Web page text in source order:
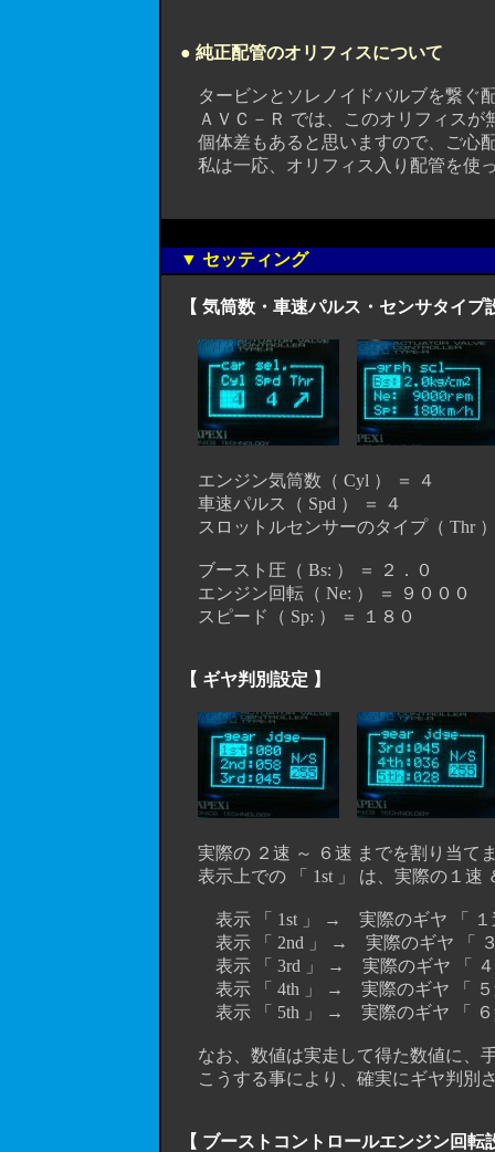
● 純正配管のオリフィスについて
タービンとソレノイドバルブを繋ぐ配
ＡＶＣ－Ｒ では、このオリフィスが
個体差もあると思いますので、ご心配
私は一応、オリフィス入り配管を使
▼ セッティング
【 気筒数・車速パルス・センサタイ
エンジン気筒数（ Cyl ） ＝ ４
車速パルス（ Spd ） ＝ ４
スロットルセンサーのタイプ（ Thr
ブースト圧（ Bs: ） ＝ ２．０
エンジン回転（ Ne: ） ＝ ９０００
スピード（ Sp: ） ＝ １８０
【 ギヤ判別設定 】
実際の ２速 ～ ６速 までを割り当て
表示上での 「 1st 」 は、実際の１速
表示 「 1st 」 → 実際のギヤ 「 １速
表示 「 2nd 」 → 実際のギヤ 「 ３
表示 「 3rd 」 → 実際のギヤ 「 ４
表示 「 4th 」 → 実際のギヤ 「 ５
表示 「 5th 」 → 実際のギヤ 「 ６
なお、数値は実走して得た数値に、手
こうする事により、確実にギヤ判別
【 ブーストコントロールエンジン回転